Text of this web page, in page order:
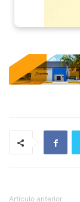
Artículo anterior